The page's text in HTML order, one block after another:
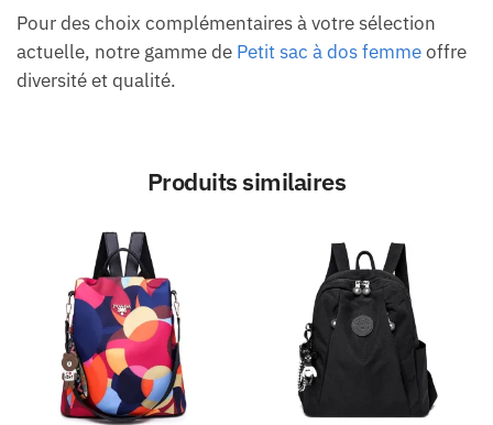
Pour des choix complémentaires à votre sélection
actuelle, notre gamme de Petit sac à dos femmeoffre
diversité et qualité.
Produits similaires